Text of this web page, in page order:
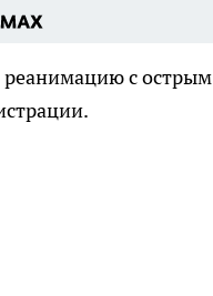
реанимацию с острым